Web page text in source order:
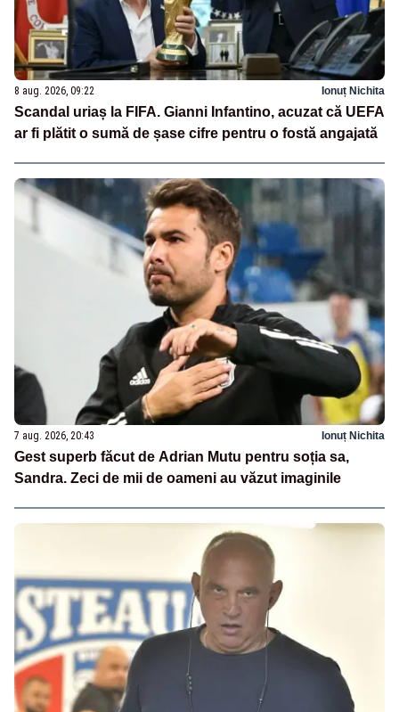
8 aug. 2026, 09:22 Ionuț Nichita
Scandal uriaș la FIFA. Gianni Infantino, acuzat că UEFA
ar fi plătit o sumă de șase cifre pentru o fostă angajată
7 aug. 2026, 20:43 Ionuț Nichita
Gest superb făcut de Adrian Mutu pentru soția sa,
Sandra. Zeci de mii de oameni au văzut imaginile